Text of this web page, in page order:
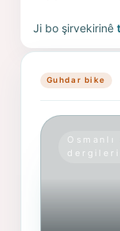
Ji bo şirvekirinê
Guhdar bike
dergileri